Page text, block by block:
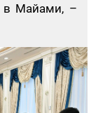
в Майами, –